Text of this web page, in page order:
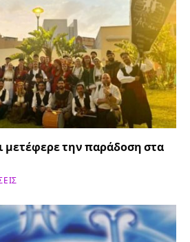
μετέφερε την παράδοση στα